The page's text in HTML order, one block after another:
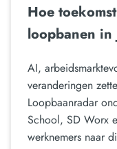
Hoe
loopbanen
AI,
veranderingen
Loopbaanradar
School, SD Worx
werknemers naar